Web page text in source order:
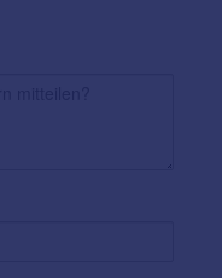
Farben